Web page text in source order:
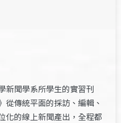
新聞學系所學生的實習刊
從傳統平面的採訪、編輯、
化的線上新聞產出，全程都